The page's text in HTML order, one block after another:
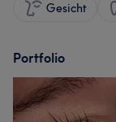
Gesicht
Portfolio